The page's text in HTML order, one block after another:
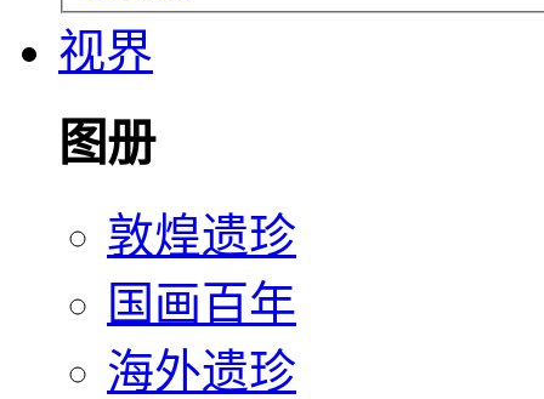
视界
图册
敦煌遗珍
国画百年
海外遗珍